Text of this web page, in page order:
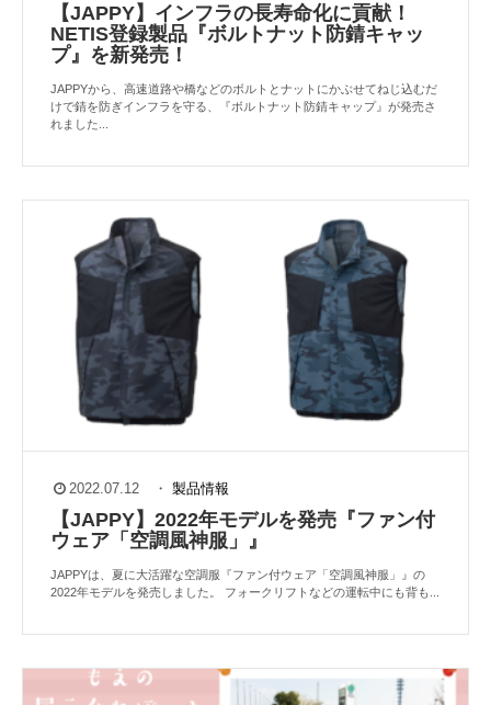
【JAPPY】インフラの長寿命化に貢献！
NETIS登録製品『ボルトナット防錆キャッ
プ』を新発売！
JAPPYから、高速道路や橋などのボルトとナットにかぶせてねじ込むだ
けで錆を防ぎインフラを守る、『ボルトナット防錆キャップ』が発売さ
れました...
2022.07.12 ・ 製品情報
【JAPPY】2022年モデルを発売『ファン付
ウェア「空調風神服」』
JAPPYは、夏に大活躍な空調服『ファン付ウェア「空調風神服」』の
2022年モデルを発売しました。 フォークリフトなどの運転中にも背も...